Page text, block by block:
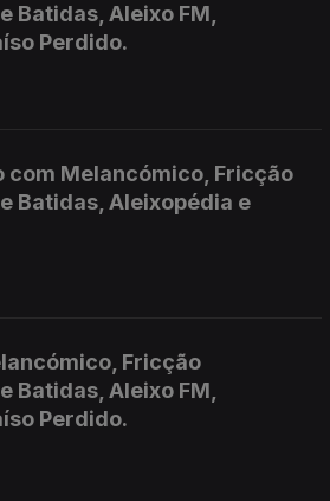
Batidas, Aleixo FM,
Perdido.
com Melancómico, Fricção
Batidas, Aleixopédia e
Fricção
Batidas, Aleixo FM,
Perdido.